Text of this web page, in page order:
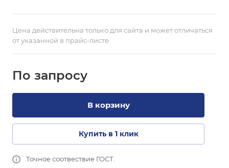
Цена действительна только для сайта и может отличаться
от указанной в прайс-листе
По запросу
В корзину
Купить в 1 клик
Точное соотвествие ГОСТ.